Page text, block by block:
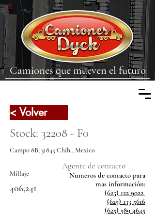
Camiones que mueven el futuro
< Volver
Stock: 32208 - F0
Campo 8B, 31845 Chih., Mexico
Millaje
406,241
Numeros de contacto para
mas información:
(625) 122 9022
(625) 133 5616
(625) 589 4645
Agente de contacto